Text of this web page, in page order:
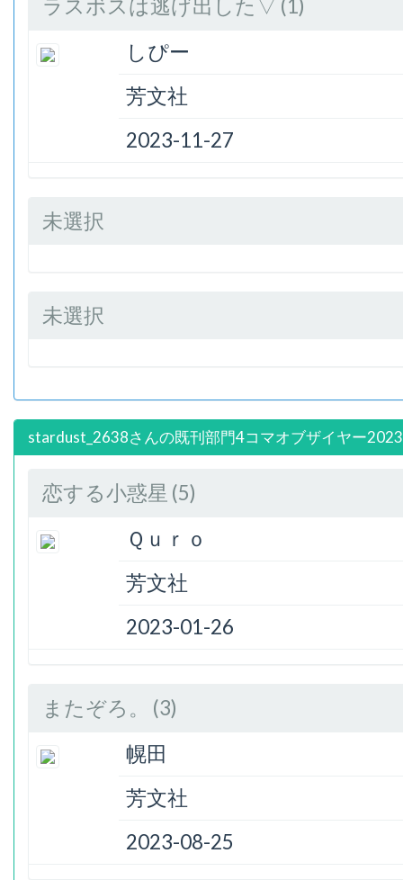
ラスボスは逃げ出した▽ (1)
しぴー
芳文社
2023-11-27
未選択
未選択
stardust_2638さんの既刊部門4コマオブザイヤー
恋する小惑星 (5)
Ｑｕｒｏ
芳文社
2023-01-26
またぞろ。 (3)
幌田
芳文社
2023-08-25